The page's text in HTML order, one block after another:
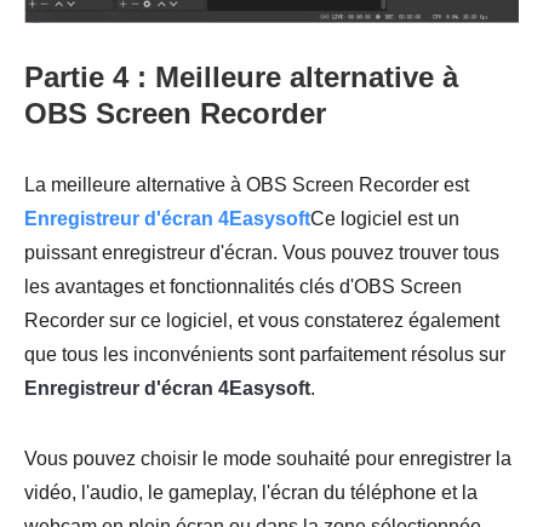
Partie 4 : Meilleure alternative à
OBS Screen Recorder
La meilleure alternative à OBS Screen Recorder est
Enregistreur d'écran 4EasysoftCe logiciel est un
puissant enregistreur d'écran. Vous pouvez trouver tous
les avantages et fonctionnalités clés d'OBS Screen
Recorder sur ce logiciel, et vous constaterez également
que tous les inconvénients sont parfaitement résolus sur
Enregistreur d'écran 4Easysoft.
Vous pouvez choisir le mode souhaité pour enregistrer la
vidéo, l'audio, le gameplay, l'écran du téléphone et la